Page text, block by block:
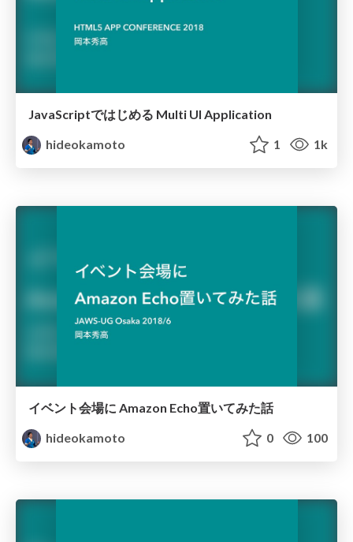
JavaScriptではじめる Multi UI Application
hideokamoto
1 1k
イベント会場に Amazon Echo置いてみた話
hideokamoto
0 100